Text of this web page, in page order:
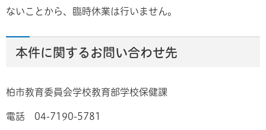
ないことから、臨時休業は行いません。
本件に関するお問い合わせ先
柏市教育委員会学校教育部学校保健課
電話 04-7190-5781